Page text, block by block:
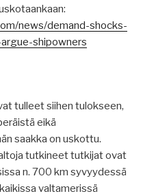
news/demand-shocks-
shipowners
tulleet siihen tulokseen,
eikä
saakka on uskottu.
tutkineet tutkijat ovat
n. 700 km syvyydessä
valtamerissä